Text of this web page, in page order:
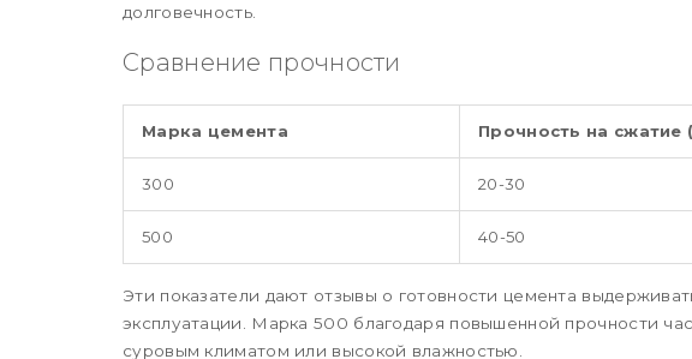
долговечность.
Сравнение прочности
Марка цемента Прочность на сжатие
300 20-30
500 40-50
Эти показатели дают отзывы о готовности цемента
эксплуатации. Марка 500 благодаря повышенной прочности
суровым климатом или высокой влажностью.